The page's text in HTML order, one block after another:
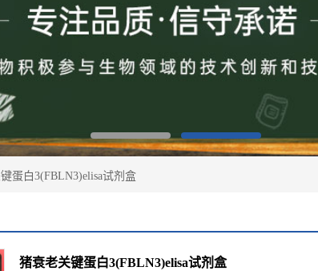
蛋白3(FBLN3)elisa试剂盒
猪衰老关键蛋白3(FBLN3)elisa试剂盒